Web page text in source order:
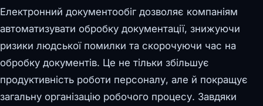
Електронний документообіг дозволяє компаніям
автоматизувати обробку документації, знижуючи
ризики людської помилки та скорочуючи час на
обробку документів. Це не тільки збільшує
продуктивність роботи персоналу, але й покращує
загальну організацію робочого процесу. Завдяки